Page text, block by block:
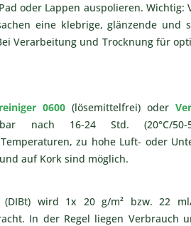
oder Lappen auspolieren. Wichtig:
eine klebrige, glänzende und
Verarbeitung und Trocknung für
0600 (lösemittelfrei) oder
nach 16-24 Std. (20°C/50-
zu hohe Luft- oder
auf Kork sind möglich.
(DIBt) wird 1x 20 g/m² bzw. 22
In der Regel liegen Verbrauch